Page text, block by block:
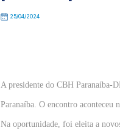
25/04/2024
A presidente do CBH Paranaíba-
Paranaíba. O encontro
Na oportunidade, foi eleita a